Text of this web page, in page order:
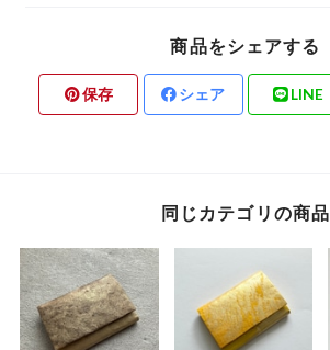
商品をシェアする
保存 シェア LINE
同じカテゴリの商品